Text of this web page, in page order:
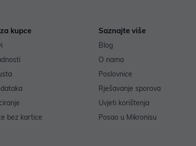
kupce
bez kartice
Saznajte više
Blog
O nama
Poslovnice
Rješavanje sporova
Uvjeti korištenja
Posao u Mikronisu